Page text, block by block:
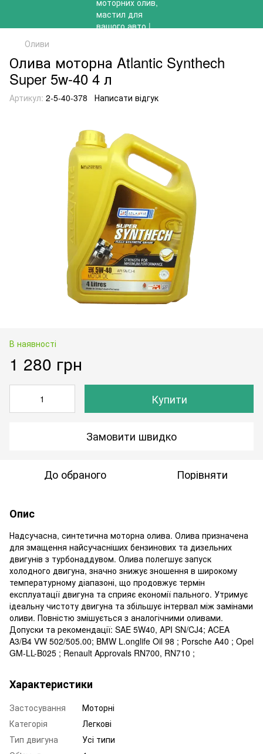
Оливи
Олива моторна Atlantic Synthech
Super 5w-40 4 л
Артикул: 2-5-40-378 Написати відгук
В наявності
1 280 грн
Купити
Замовити швидко
До обраного Порівняти
Опис
Надсучасна, синтетична моторна олива. Олива призначена
для змащення найсучасніших бензинових та дизельних
двигунів з турбонаддувом. Олива полегшує запуск
холодного двигуна, значно знижує зношення в широкому
температурному діапазоні, що продовжує термін
експлуатації двигуна та сприяє економії пального. Утримує
ідеальну чистоту двигуна та збільшує інтервал між замінами
оливи. Повністю змішується з аналогічними оливами.
Допуски та рекомендації: SAE 5W40, API SN/CJ4; ACEA
A3/B4 VW 502/505.00; BMW L.onglife Oil 98 ; Porsche A40 ; Opel
GM-LL-B025 ; Renault Approvals RN700, RN710 ;
Характеристики
Застосування
Моторні
Категорія
Легкові
Тип двигуна
Усі типи